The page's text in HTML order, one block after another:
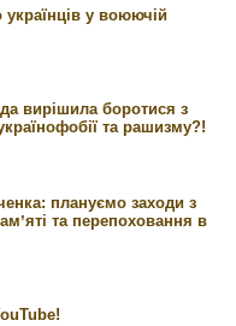
у воюючій
вирішила боротися з
та рашизму?!
плануємо заходи з
та перепоховання в